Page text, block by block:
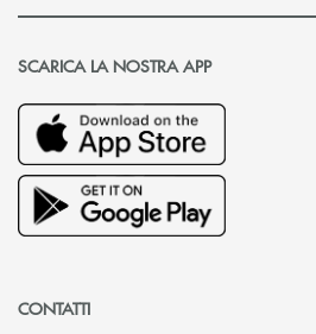
SCARICA LA NOSTRA APP
CONTATTI